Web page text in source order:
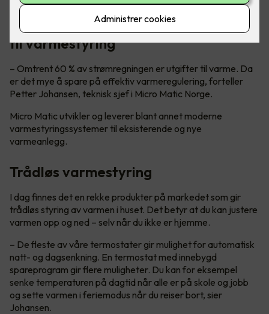
Teknisk sjef Petter Johansen gir tips
til varmestyring
– Omtrent 60 % av strømregningen er utgifter til varme. Da
er det mye å spare på effektiv varmeregulering, forteller
Petter Johansen, teknisk sjef i Micro Matic Norge.
Micro Matic utvikler og leverer blant annet moderne
varmestyringssystemer til eksisterende og nye
varmeanlegg.
Trådløs varmestyring
I dag finnes det en rekke produkter på markedet som gir
trådløs styring av varmen i huset. Det betyr at du kan justere
varmen opp og ned – selv når du ikke er hjemme.
– De fleste av våre termostater gir mulighet for automatisk
natt- og dagsenkning. En termostat med innebygd
spareprogram gir flere muligheter. Du kan for eksempel
senke temperaturen på dagtid når alle er på skole og jobb
og sette varmen i feriemodus når du reiser bort, sier
Johansen.